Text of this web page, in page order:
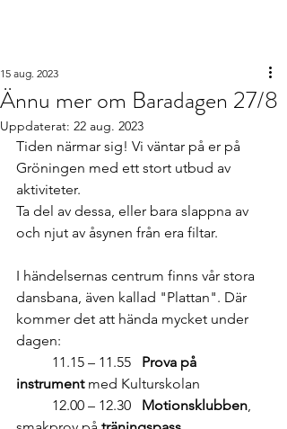
Ännu mer om Baradagen 27/8
15 aug. 2023
Uppdaterat: 22 aug. 2023
Tiden närmar sig! Vi väntar på er på
Gröningen med ett stort utbud av
aktiviteter.
Ta del av dessa, eller bara slappna av
och njut av åsynen från era filtar.
I händelsernas centrum finns vår stora
dansbana, även kallad "Plattan". Där
kommer det att hända mycket under
dagen:
	11.15 – 11.55
Prova på
instrument med Kulturskolan
12.00 – 12.30 Motionsklubben,